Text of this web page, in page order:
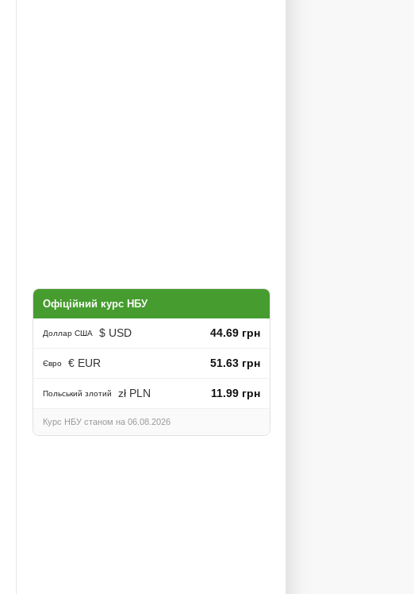
Офіційний курс НБУ
Доллар США $ USD 44.69 грн
Євро € EUR 51.63 грн
Польський злотий zł PLN 11.99 грн
Курс НБУ станом на 06.08.2026